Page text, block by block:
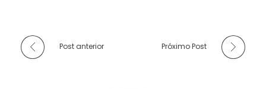
Post anterior Próximo Post